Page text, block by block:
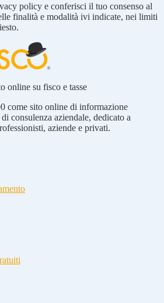
policy e conferisci il tuo consenso al
finalità e modalità ivi indicate, nei limiti
online su fisco e tasse
come sito online di informazione
consulenza aziendale, dedicato a
aziende e privati.